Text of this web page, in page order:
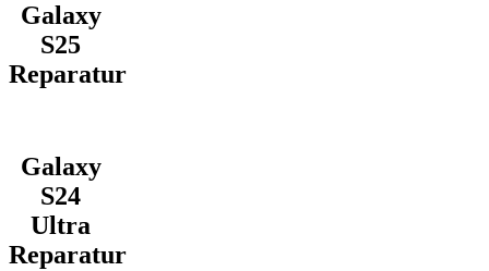
Galaxy
S25
Reparatur
Galaxy
S24
Ultra
Reparatur